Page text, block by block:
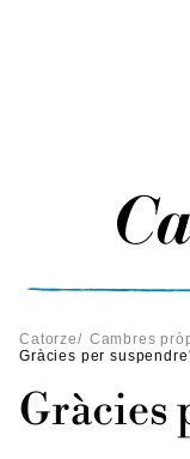
Catorze/ Cambres
Gràcies per
Gràcies